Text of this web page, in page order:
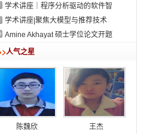
学术讲座｜程序分析驱动的软件智
学术讲座|聚焦大模型与推荐技术
Amine Akhayat 硕士学位论文开题
人气之星
陈魏欣 王杰